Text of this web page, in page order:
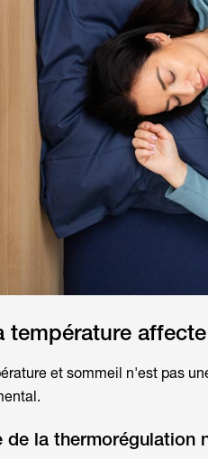
température
et sommeil n'est pas
de la thermorégulation